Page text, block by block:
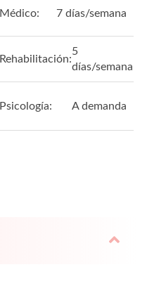
Médico: 7 días/semana
Rehabilitación:
5
días/semana
Psicología: A demanda